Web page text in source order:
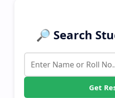
🔎 Search
Get